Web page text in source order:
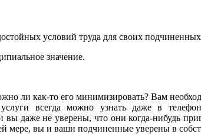
условий труда для своих
значение.
ли как-то его минимизировать? Вам
всегда можно узнать даже в
даже не уверены, что они когда-нибудь
мере, вы и ваши подчиненные уверены в